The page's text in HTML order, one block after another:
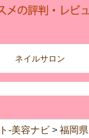
ネイルサロン
-美容ナビ > 福岡県